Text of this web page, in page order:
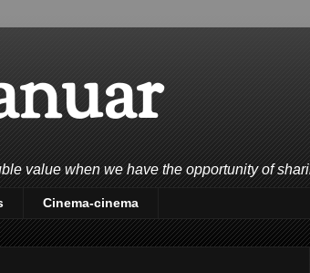
value when we have the opportunity of
Cinema-cinema